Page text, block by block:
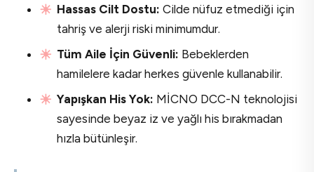
Hassas Cilt Dostu: Cilde nüfuz etmediği için
tahriş ve alerji riski minimumdur.
Tüm Aile İçin Güvenli: Bebeklerden
hamilelere kadar herkes güvenle kullanabilir.
Yapışkan His Yok: MİCNO DCC-N teknolojisi
sayesinde beyaz iz ve yağlı his bırakmadan
hızla bütünleşir.